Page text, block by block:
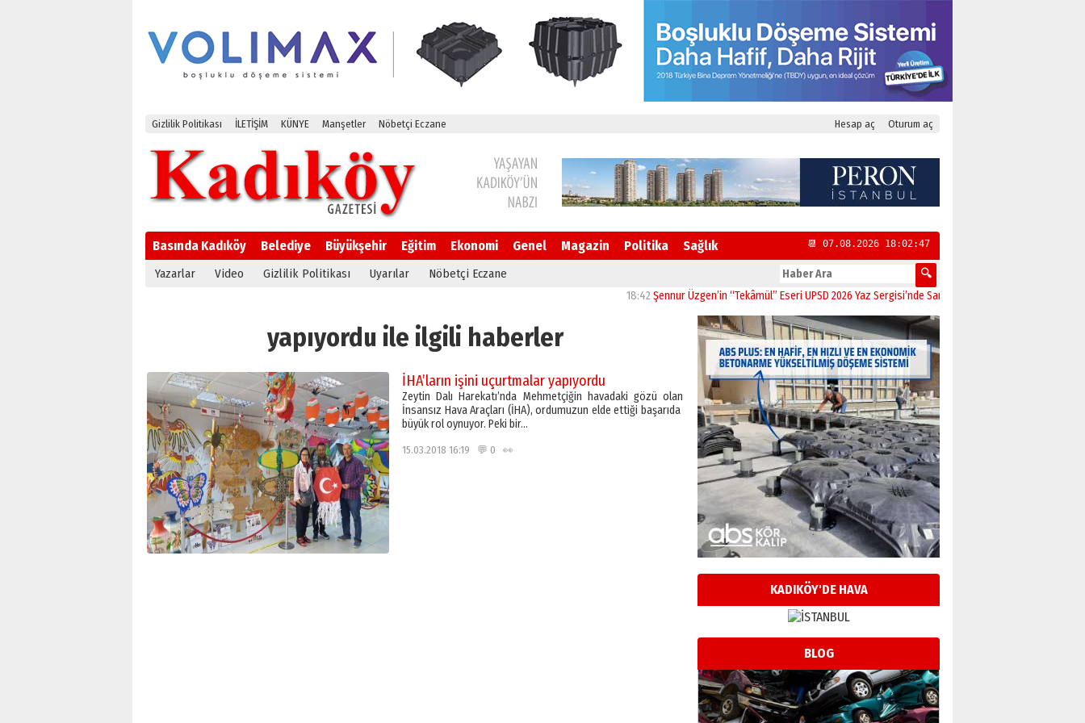
Gizlilik Politikası İLETİŞİM KÜNYE Manşetler Nöbetçi Eczane Hesap aç Oturum aç
Basında Kadıköy Belediye Büyükşehir Eğitim Ekonomi Genel Magazin Politika Sağlık 📆 07.08.2026 18:02:48
Yazarlar Video Gizlilik Politikası Uyarılar Nöbetçi Eczane
Şennur Üzgen’in “Tekâmül” Eseri UPSD 2026 Yaz Sergisi’nde Sanatseverlerle Buluştu
yapıyordu ile ilgili haberler
İHA’ların işini uçurtmalar yapıyordu
Zeytin Dalı Harekatı’nda Mehmetçiğin havadaki gözü olan
İnsansız Hava Araçları (İHA), ordumuzun elde ettiği başarıda
büyük rol oynuyor. Peki bir…
15.03.2018 16:19 💬 0 👀
KADIKÖY'DE HAVA
BLOG